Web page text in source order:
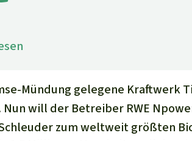
Mündung gelegene
will der Betreiber RWE
Schleuder zum weltweit größten